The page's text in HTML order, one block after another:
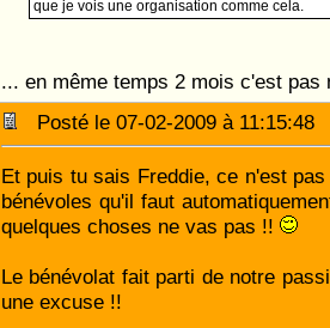
que je vois une organisation comme cela.
... en même temps 2 mois c'est
Posté le 07-02-2009 à
Et puis tu sais Freddie, ce n'est
bénévoles qu'il faut
quelques choses ne vas pas !!
Le bénévolat fait parti de notre
une excuse !!